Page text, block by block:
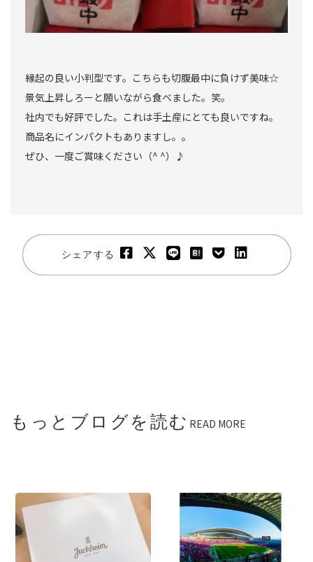
縁起の良い小判型です。こちらも切腹最中に負けず美味☆
景気上昇しろーと願いながら食べました。笑。
社内でも好評でした。これは手土産にとても良いですね。
商品名にインパクトもありますし。。
ぜひ、一度ご賞味ください（^ ^）♪
シェアする
もっとブログを読む READ MORE